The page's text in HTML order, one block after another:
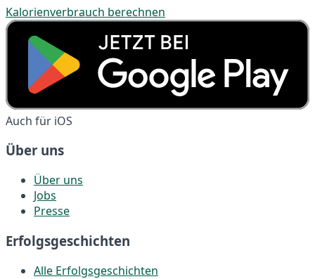
Kalorienverbrauch berechnen
Auch für iOS
Über uns
Über uns
Jobs
Presse
Erfolgsgeschichten
Alle Erfolgsgeschichten